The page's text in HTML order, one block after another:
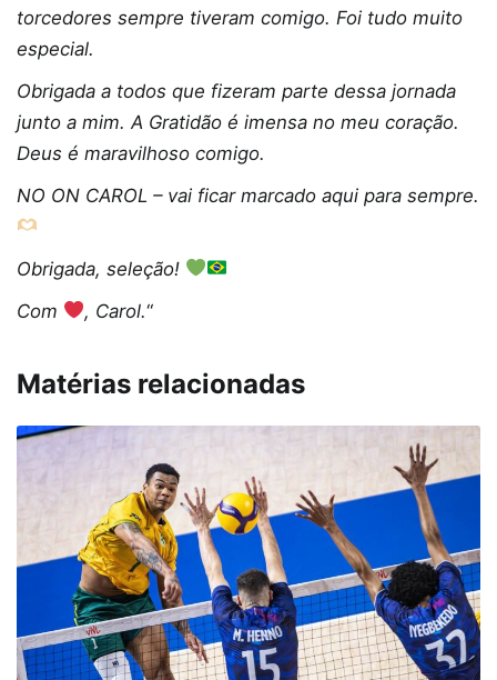
torcedores sempre tiveram comigo. Foi tudo muito
especial.
Obrigada a todos que fizeram parte dessa jornada
junto a mim. A Gratidão é imensa no meu coração.
Deus é maravilhoso comigo.
NO ON CAROL – vai ficar marcado aqui para sempre.
Obrigada, seleção!
Com
, Carol.“
Matérias relacionadas